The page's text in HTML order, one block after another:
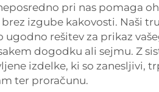
pri nas pomaga
izgube kakovosti. Naši
ugodno rešitev za prikaz
dogodku ali sejmu. Z
izdelke, ki so zanesljivi,
ter proračunu.